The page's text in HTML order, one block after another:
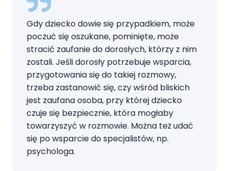
Gdy dziecko dowie się przypadkiem, może
poczuć się oszukane, pominięte, może
stracić zaufanie do dorosłych, którzy z nim
zostali. Jeśli dorosły potrzebuje wsparcia,
przygotowania się do takiej rozmowy,
trzeba zastanowić się, czy wśród bliskich
jest zaufana osoba, przy której dziecko
czuje się bezpiecznie, która mogłaby
towarzyszyć w rozmowie. Można też udać
się po wsparcie do specjalistów, np.
psychologa.